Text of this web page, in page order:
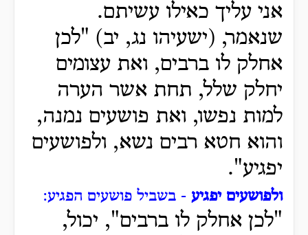
אני עליך כאילו עשיתם.
שנאמר, (ישעיהו נג, יב) "לכן
אחלק לו ברבים, ואת עצומים
יחלק שלל, תחת אשר הערה
למות נפשו, ואת פושעים נמנה,
והוא חטא רבים נשא, ולפושעים
יפגיע".
ולפושעים יפגיע - בשביל פושעים הפגיע:
"לכן אחלק לו ברבים", יכול,